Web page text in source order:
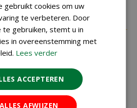
over "Elho loft urban
gebruikt cookies om uw
te verbeteren. Door
gebruiken, stemt u in
in overeenstemming met
Lees verder
ACCEPTEREN
ALLES AFWIJZEN